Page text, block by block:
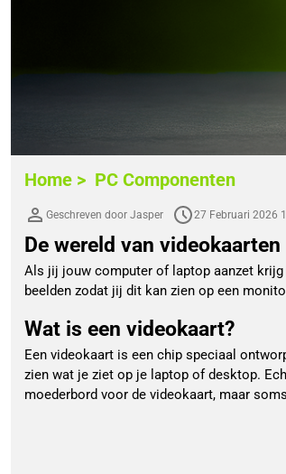
Home > PC Componenten
Geschreven door Jasper 27 Februari 2026
De wereld van videokaarten
Als jij jouw computer of laptop aanzet
beelden zodat jij dit kan zien op een
Wat is een videokaart?
Een videokaart is een chip speciaal
zien wat je ziet op je laptop of desktop.
moederbord voor de videokaart, maar